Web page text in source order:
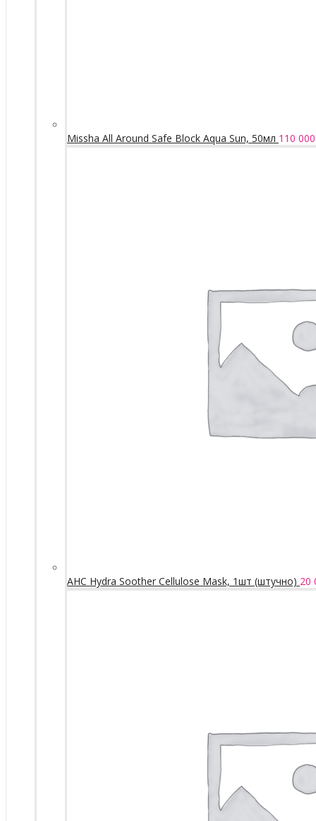
Missha All Around Safe Block Aqua Sun, 50мл 110 000
AHC Hydra Soother Cellulose Mask, 1шт (штучно) 20